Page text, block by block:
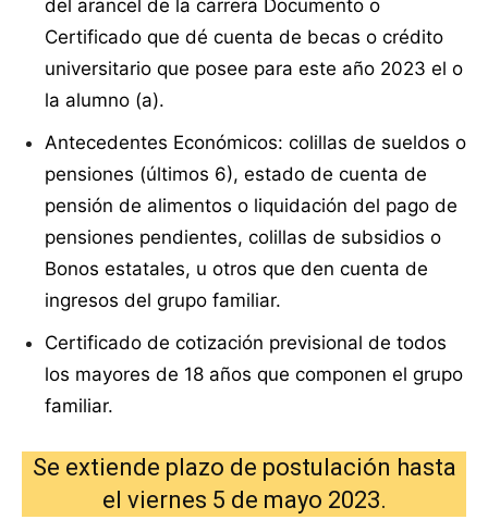
del arancel de la carrera Documento o
Certificado que dé cuenta de becas o crédito
universitario que posee para este año 2023 el o
la alumno (a).
Antecedentes Económicos: colillas de sueldos o
pensiones (últimos 6), estado de cuenta de
pensión de alimentos o liquidación del pago de
pensiones pendientes, colillas de subsidios o
Bonos estatales, u otros que den cuenta de
ingresos del grupo familiar.
Certificado de cotización previsional de todos
los mayores de 18 años que componen el grupo
familiar.
Se extiende plazo de postulación hasta
el viernes 5 de mayo 2023.